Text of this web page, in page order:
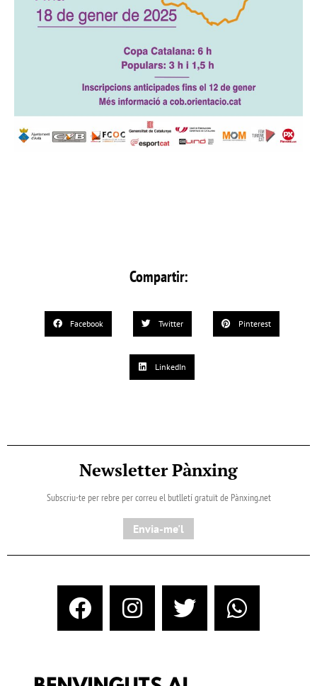
Compartir:
Facebook Twitter Pinterest
LinkedIn
Newsletter Pànxing
Subscriu-te per rebre per correu el butlletí gratuït de Pànxing.net​
Envia-me'l